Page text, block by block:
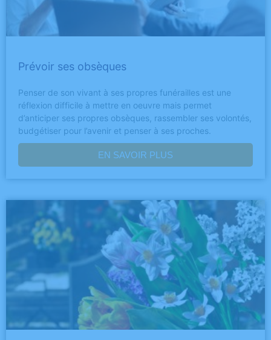
Prévoir ses obsèques
Penser de son vivant à ses propres funérailles est une
réflexion difficile à mettre en oeuvre mais permet
d’anticiper ses propres obsèques, rassembler ses volontés,
budgétiser pour l’avenir et penser à ses proches.
EN SAVOIR PLUS